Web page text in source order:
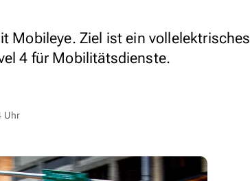
Mobileye. Ziel ist ein vollelektrisches
4 für Mobilitätsdienste.
Uhr